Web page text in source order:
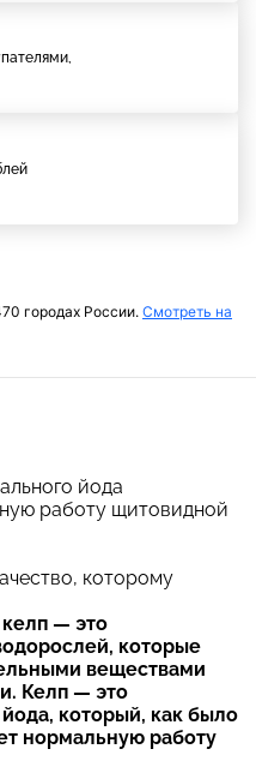
городах России. Смотреть на
йода
работу щитовидной
которому
— это
которые
веществами
Келп — это
который, как было
нормальную работу